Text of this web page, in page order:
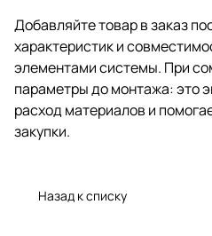
Добавляйте товар в заказ
характеристик и
элементами системы. При
параметры до монтажа: это
расход материалов и
закупки.
Назад к списку